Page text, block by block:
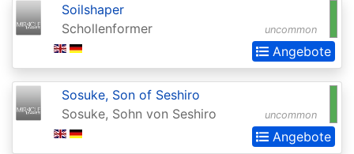
Conflux
Conspiracy
Conspiracy:
Take
the
Crown
uncommon
Soilshaper
Schollenformer
Angebote
uncommon
Sosuke, Son of Seshiro
Sosuke, Sohn von Seshiro
Angebote